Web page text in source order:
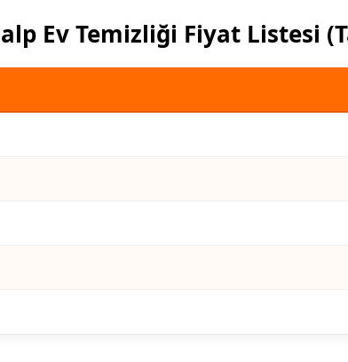
Ev Temizliği Fiyat Listesi